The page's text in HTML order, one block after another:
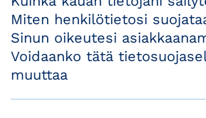
Miten henkilötietosi
Sinun oikeutesi
Voidaanko tätä
muuttaa